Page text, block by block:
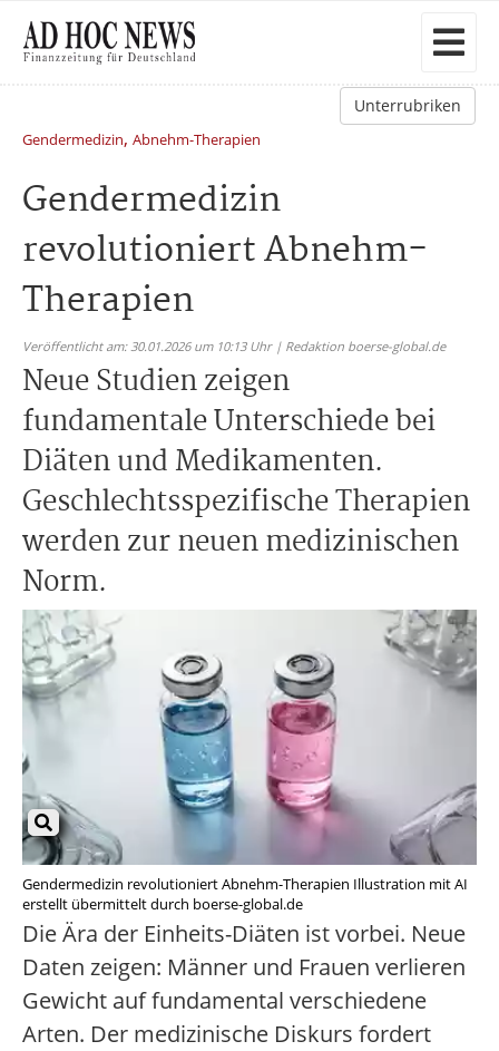
Unterrubriken
Gendermedizin, Abnehm-Therapien
Gendermedizin
revolutioniert Abnehm-
Therapien
Veröffentlicht am: 30.01.2026 um 10:13 Uhr | Redaktion boerse-global.de
Neue Studien zeigen
fundamentale Unterschiede bei
Diäten und Medikamenten.
Geschlechtsspezifische Therapien
werden zur neuen medizinischen
Norm.
Gendermedizin revolutioniert Abnehm-Therapien Illustration mit AI
erstellt übermittelt durch boerse-global.de
Die Ära der Einheits-Diäten ist vorbei. Neue
Daten zeigen: Männer und Frauen verlieren
Gewicht auf fundamental verschiedene
Arten. Der medizinische Diskurs fordert